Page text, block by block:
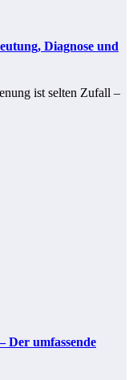
Diagnose und
ist selten Zufall –
Der umfassende